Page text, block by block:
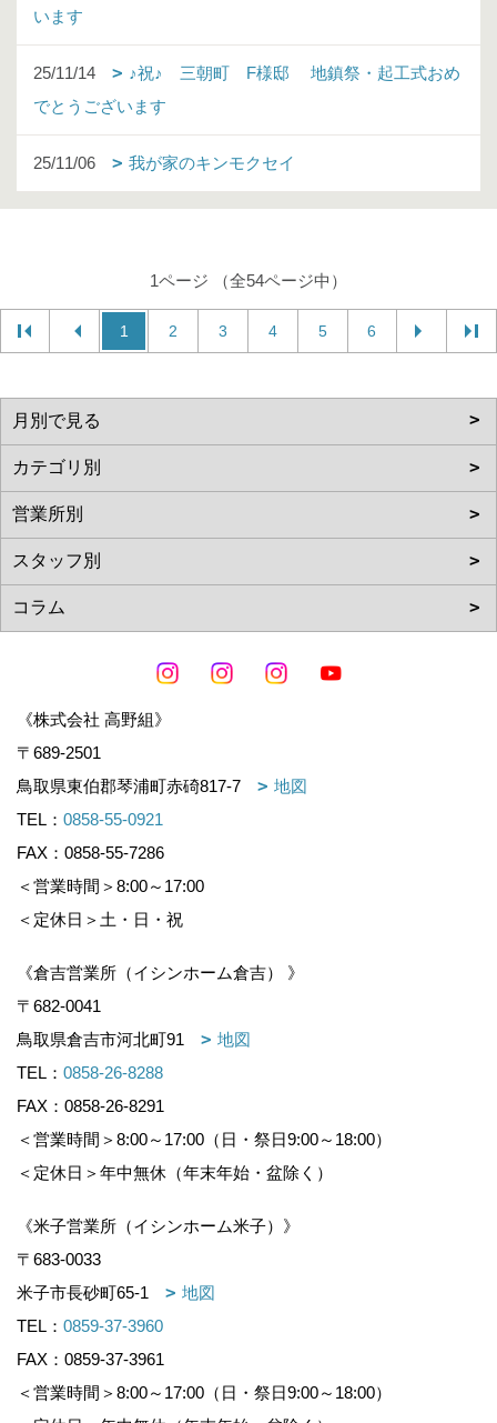
います
25/11/14
♪祝♪ 三朝町 F様邸 地鎮祭・起工式おめ
でとうございます
25/11/06 我が家のキンモクセイ
1ページ （全54ページ中）
1 2 3 4 5 6
《株式会社 高野組》
〒689-2501
鳥取県東伯郡琴浦町赤碕817-7
地図
TEL： 0858-55-0921
FAX：0858-55-7286
＜営業時間＞8:00～17:00
＜定休日＞土・日・祝
《倉吉営業所（イシンホーム倉吉） 》
〒682-0041
鳥取県倉吉市河北町91
地図
TEL： 0858-26-8288
FAX：0858-26-8291
＜営業時間＞8:00～17:00（日・祭日9:00～18:00）
＜定休日＞年中無休（年末年始・盆除く）
《米子営業所（イシンホーム米子）》
〒683-0033
米子市長砂町65-1
地図
TEL： 0859-37-3960
FAX：0859-37-3961
＜営業時間＞8:00～17:00（日・祭日9:00～18:00）